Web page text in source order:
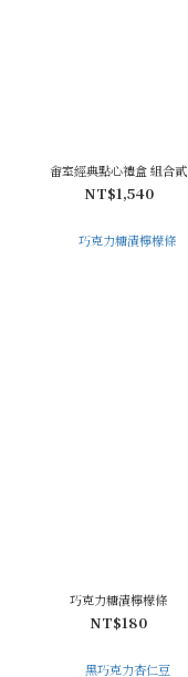
畬室經典點心禮盒 組合貳
NT$1,540
巧克力糖漬檸檬條
NT$180